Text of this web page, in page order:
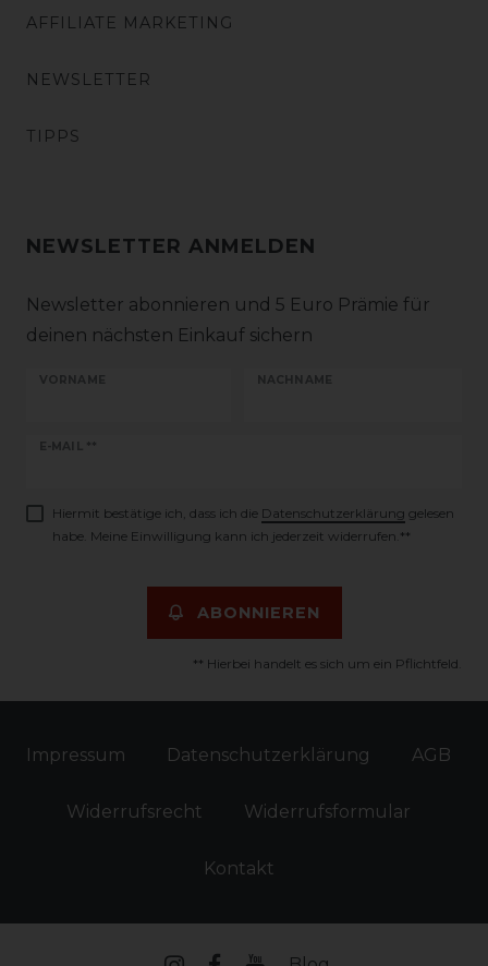
AFFILIATE MARKETING
NEWSLETTER
TIPPS
NEWSLETTER ANMELDEN
Newsletter abonnieren und 5 Euro Prämie für
deinen nächsten Einkauf sichern
VORNAME NACHNAME
E-MAIL **
Newsletter
Hiermit bestätige ich, dass ich die Daten­schutz­erklärung gelesen
habe. Meine Einwilligung kann ich jederzeit widerrufen.**
ABONNIEREN
** Hierbei handelt es sich um ein Pflichtfeld.
Impressum Daten­schutz­erklärung AGB
Widerrufs­recht Widerrufs­formular
Kontakt